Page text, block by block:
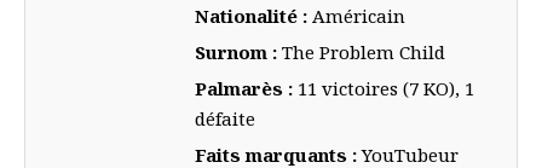
Nationalité : Américain
Surnom : The Problem Child
Palmarès : 11 victoires (7 KO), 1
défaite
Faits marquants :YouTubeur